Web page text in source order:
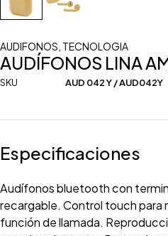
AUDIFONOS TECNOLOGIA
AUDÍFONOS LINA
SKU AUD 042 Y / AUD042Y
Especificaciones
Audífonos bluetooth con
recargable. Control touch para
función de llamada.